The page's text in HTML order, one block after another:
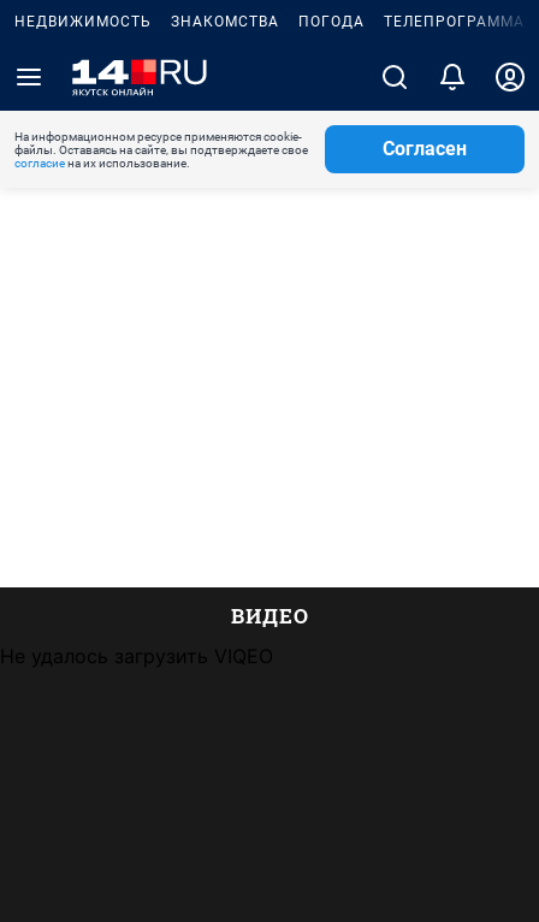
НЕДВИЖИМОСТЬ ЗНАКОМСТВА ПОГОДА ТЕЛЕПРОГРАММА
На информационном ресурсе применяются cookie-
файлы. Оставаясь на сайте, вы подтверждаете свое
согласиена их использование.
Согласен
ВИДЕО
Не удалось загрузить VIQEO